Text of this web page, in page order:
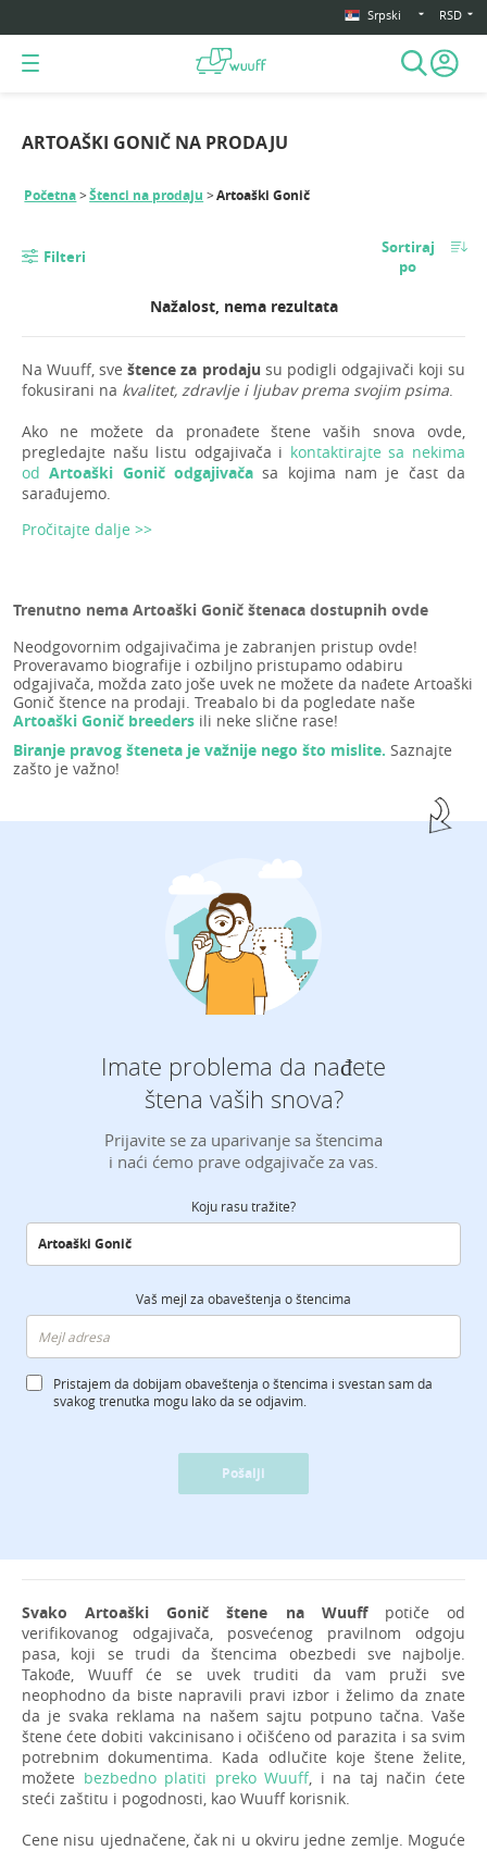
Srpski RSD
ARTOAŠKI GONIČ NA PRODAJU
Početna Štenci na prodaju Artoaški Gonič
Filteri
Sortiraj
po
Nažalost, nema rezultata
Na Wuuff, sveštence za prodaju su podigli odgajivači koji su
fokusirani na kvalitet, zdravlje i ljubav prema svojim psima.
Ako ne možete da pronađete štene vaših snova ovde,
pregledajte našu listu odgajivača i kontaktirajte sa nekima
od Artoaški Gonič odgajivača sa kojima nam je čast da
sarađujemo.
Pročitajte dalje >>
Trenutno nema Artoaški Gonič štenaca dostupnih ovde
Neodgovornim odgajivačima je zabranjen pristup ovde!
Proveravamo biografije i ozbiljno pristupamo odabiru
odgajivača, možda zato joše uvek ne možete da nađete Artoaški
Gonič štence na prodaji. Treabalo bi da pogledate naše
Artoaški Gonič breeders ili neke slične rase!
Biranje pravog šteneta je važnije nego što mislite. Saznajte
zašto je važno!
Imate problema da nađete
štena vaših snova?
Prijavite se za uparivanje sa štencima
i naći ćemo prave odgajivače za vas.
Koju rasu tražite?
Vaš mejl za obaveštenja o štencima
Pristajem da dobijam obaveštenja o štencima i svestan sam da
svakog trenutka mogu lako da se odjavim.
Pošalji
Svako Artoaški Gonič štene na Wuuffpotiče od
verifikovanog odgajivača, posvećenog pravilnom odgoju
pasa, koji se trudi da štencima obezbedi sve najbolje.
Takođe, Wuuff će se uvek truditi da vam pruži sve
neophodno da biste napravili pravi izbor i želimo da znate
da je svaka reklama na našem sajtu potpuno tačna. Vaše
štene ćete dobiti vakcinisano i očišćeno od parazita i sa svim
potrebnim dokumentima. Kada odlučite koje štene želite,
možete bezbedno platiti preko Wuuff, i na taj način ćete
steći zaštitu i pogodnosti, kao Wuuff korisnik.
Cene nisu ujednačene, čak ni u okviru jedne zemlje. Moguće